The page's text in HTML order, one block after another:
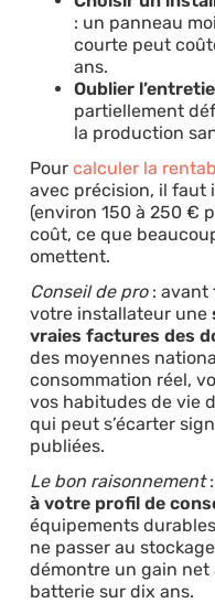
: un panneau
courte peut
ans.
Oublier
partiellement
la production
Pour calculer la
avec précision, il faut
(environ 150 à 250 €
coût, ce que
omettent.
Conseil de pro : avant
votre installateur une
vraies factures des
des moyennes
consommation réel,
vos habitudes de vie
qui peut s’écarter
publiées.
Le bon raisonnement:
à votre profil de
équipements
ne passer au
démontre un gain net
batterie sur dix ans.